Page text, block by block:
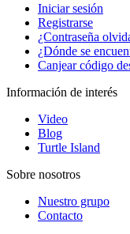
Iniciar sesión
Registrarse
¿Contraseña
¿Dónde se
Canjear código
Información de interés
Video
Blog
Turtle Island
Sobre nosotros
Nuestro grupo
Contacto